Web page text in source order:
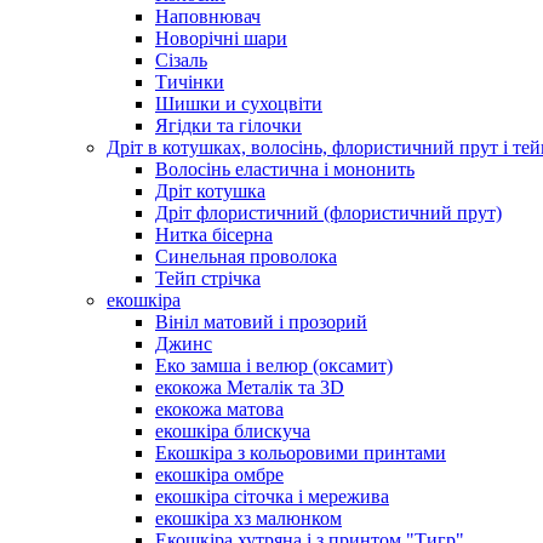
Наповнювач
Новорічні шари
Сізаль
Тичінки
Шишки и сухоцвіти
Ягідки та гілочки
Дріт в котушках, волосінь, флористичний прут і
Волосінь еластична і мононить
Дріт котушка
Дріт флористичний (флористичний прут)
Нитка бісерна
Синельная проволока
Тейп стрічка
екошкіра
Вініл матовий і прозорий
Джинс
Еко замша і велюр (оксамит)
екокожа Металік та 3D
екокожа матова
екошкіра блискуча
Екошкіра з кольоровими принтами
екошкіра омбре
екошкіра сіточка і мережива
екошкіра хз малюнком